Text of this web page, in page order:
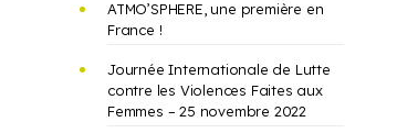
ATMO’SPHERE, une première en
France !
Journée Internationale de Lutte
contre les Violences Faites aux
Femmes – 25 novembre 2022